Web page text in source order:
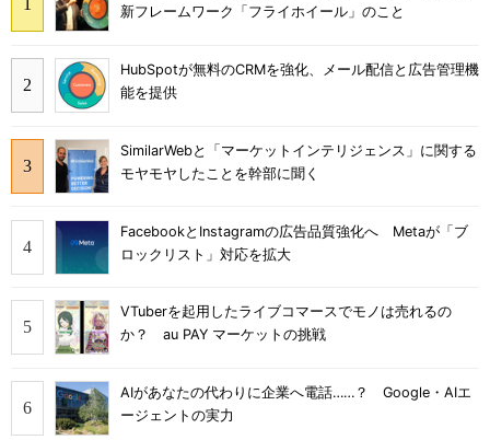
新フレームワーク「フライホイール」のこと
HubSpotが無料のCRMを強化、メール配信と広告管理機
能を提供
SimilarWebと「マーケットインテリジェンス」に関する
モヤモヤしたことを幹部に聞く
FacebookとInstagramの広告品質強化へ Metaが「ブ
ロックリスト」対応を拡大
VTuberを起用したライブコマースでモノは売れるの
か？ au PAY マーケットの挑戦
AIがあなたの代わりに企業へ電話……？ Google・AIエ
ージェントの実力